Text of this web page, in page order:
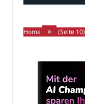
Home » (Seite 10)